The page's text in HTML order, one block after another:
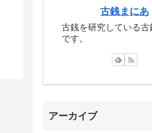
古銭まにあ
古銭を研究している古
です。
アーカイブ